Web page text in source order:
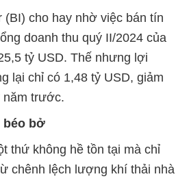
(BI) cho hay nhờ việc bán tín
doanh thu quý II/2024 của
tỷ USD. Thế nhưng lợi
lại chỉ có 1,48 tỷ USD, giảm
năm trước.
béo bở
thứ không hề tồn tại mà chỉ
chênh lệch lượng khí thải nhà